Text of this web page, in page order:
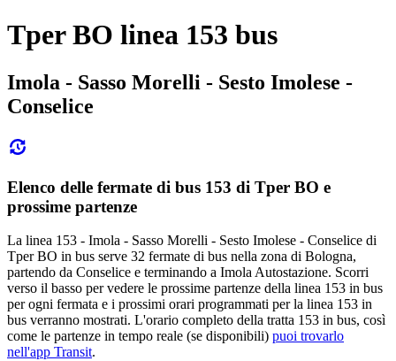
Tper BO linea 153 bus
Imola - Sasso Morelli - Sesto Imolese -
Conselice
Elenco delle fermate di bus 153 di Tper BO e
prossime partenze
La linea 153 - Imola - Sasso Morelli - Sesto Imolese - Conselice di
Tper BO in bus serve 32 fermate di bus nella zona di Bologna,
partendo da Conselice e terminando a Imola Autostazione. Scorri
verso il basso per vedere le prossime partenze della linea 153 in bus
per ogni fermata e i prossimi orari programmati per la linea 153 in
bus verranno mostrati. L'orario completo della tratta 153 in bus, così
come le partenze in tempo reale (se disponibili) puoi trovarlo
nell'app Transit.